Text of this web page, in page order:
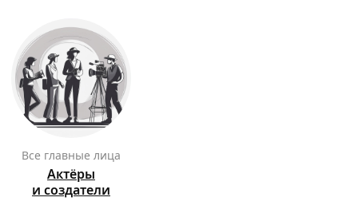
Все главные лица
Актёры
и создатели